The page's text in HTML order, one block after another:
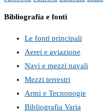
Bibliografia e fonti
Le fonti principali
Aerei e aviazione
Navi e mezzi navali
Mezzi terrestri
Armi e Tecnonogie
Bibliografia Varia